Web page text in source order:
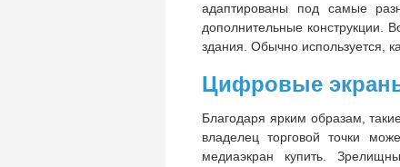
адаптированы под самые
дополнительные конструкции.
здания. Обычно используется,
Цифровые
Благодаря ярким образам,
владелец торговой точки
медиаэкран купить.